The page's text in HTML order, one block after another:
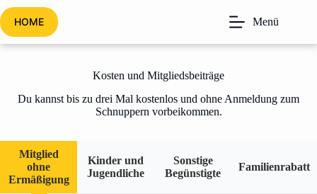
Zum
Inhalt
springen
HOME Menü
Kosten und Mitgliedsbeiträge
Du kannst bis zu drei Mal kostenlos und ohne Anmeldung zum
Schnuppern vorbeikommen.
Mitglied
ohne
Ermäßigung
Kinder und
Jugendliche
Sonstige
Begünstigte
Familienrabatt